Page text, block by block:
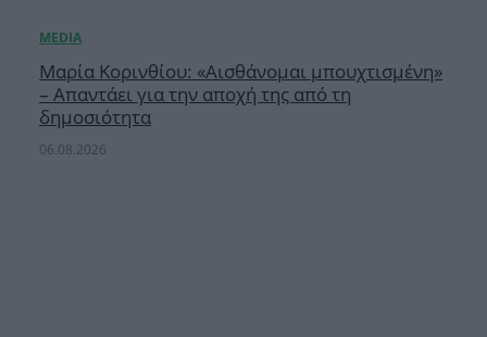
Μαρία Κορινθίου: «Αισθάνομαι μπουχτισμένη»
– Απαντάει για την αποχή της από τη
δημοσιότητα
06.08.2026